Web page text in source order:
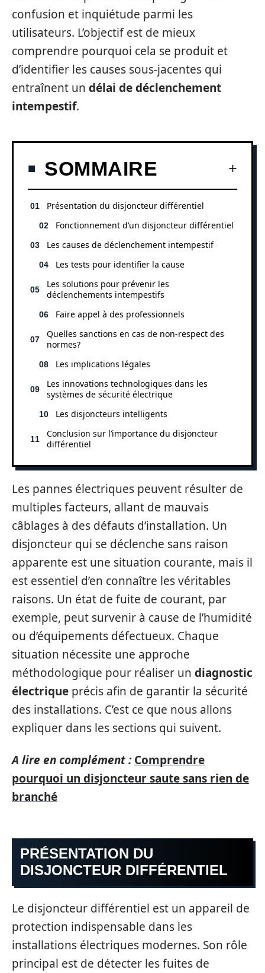
confusion et inquiétude parmi les
utilisateurs. L’objectif est de mieux
comprendre pourquoi cela se produit et
d’identifier les causes sous-jacentes qui
entraînent un délai de déclenchement
intempestif.
SOMMAIRE
Présentation du disjoncteur différentiel
Fonctionnement d’un disjoncteur différentiel
Les causes de déclenchement intempestif
Les tests pour identifier la cause
Les solutions pour prévenir les
déclenchements intempestifs
Faire appel à des professionnels
Quelles sanctions en cas de non-respect des
normes?
Les implications légales
Les innovations technologiques dans les
systèmes de sécurité électrique
Les disjoncteurs intelligents
Conclusion sur l’importance du disjoncteur
différentiel
Les pannes électriques peuvent résulter de
multiples facteurs, allant de mauvais
câblages à des défauts d’installation. Un
disjoncteur qui se déclenche sans raison
apparente est une situation courante, mais il
est essentiel d’en connaître les véritables
raisons. Un état de fuite de courant, par
exemple, peut survenir à cause de l’humidité
ou d’équipements défectueux. Chaque
situation nécessite une approche
méthodologique pour réaliser un diagnostic
électrique précis afin de garantir la sécurité
des installations. C’est ce que nous allons
expliquer dans les sections qui suivent.
A lire en complément : Comprendre
pourquoi un disjoncteur saute sans rien de
branché
PRÉSENTATION DU
DISJONCTEUR DIFFÉRENTIEL
Le disjoncteur différentiel est un appareil de
protection indispensable dans les
installations électriques modernes. Son rôle
principal est de détecter les fuites de